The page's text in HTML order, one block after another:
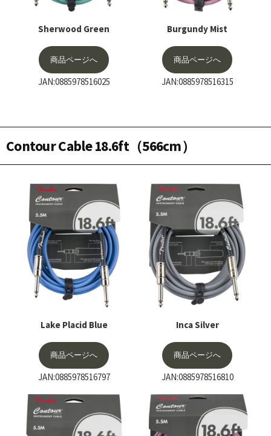
Sherwood Green
商品ページへ
JAN:0885978516025
Burgundy Mist
商品ページへ
JAN:0885978516315
Contour Cable 18.6ft（566cm）
Lake Placid Blue
商品ページへ
JAN:0885978516797
Inca Silver
商品ページへ
JAN:0885978516810